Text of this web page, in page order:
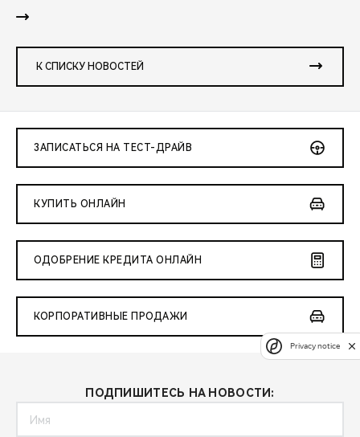
К СПИСКУ НОВОСТЕЙ
ЗАПИСАТЬСЯ НА ТЕСТ-ДРАЙВ
КУПИТЬ ОНЛАЙН
ОДОБРЕНИЕ КРЕДИТА ОНЛАЙН
КОРПОРАТИВНЫЕ ПРОДАЖИ
ПОДПИШИТЕСЬ НА НОВОСТИ:
Privacy notice